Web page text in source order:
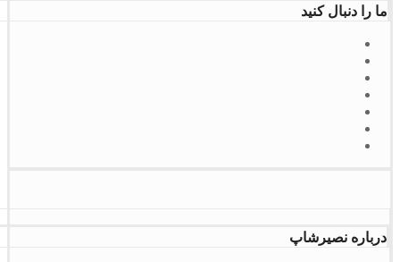
ما را دنبال کنید
درباره نصیرشاپ